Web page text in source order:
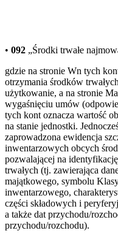
• 092 „Środki trwałe
gdzie na stronie Wn tych
otrzymania środków
użytkowanie, a na stronie
wygaśnięciu umów
tych kont oznacza wartość
na stanie jednostki.
zaprowadzona ewidencja
inwentarzowych obcych
pozwalającej na
trwałych (tj. zawierająca
majątkowego, symbolu
inwentarzowego,
części składowych i
a także dat przychodu/
przychodu/rozchodu).